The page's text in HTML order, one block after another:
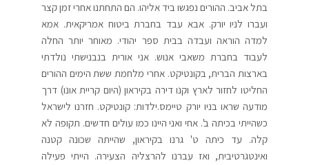
בתל אביב. ההורים נפגשו ביד אליהו. הם התחתנו אחרי זמן קצר
ועברו לניו יורק. אבא עבד בחברת ביטוח אמריקאית. אמא
למדה הוראה ועבדה בבית ספר יהודי. מאוחר יותר החלה
לעבוד בחברת משאבי אנוש. אני אורית בנבנישתי נולדתי
בארצות הברית, בקונטיקט. אחרי מלחמת ששת הימים ההורים
החליטו לחזור לארץ וקנו דירה בקיראון (היום קריית אונו) דרך
מודעה שראו בניו יורק טיימס.ילדות: קונטיקט. חזרנו לישראל
כשהייתי בכיתה ב'. אחי ואני היינו כמו עולים חדשים. תקופה לא
קלה. עד כיתה ט' גרנו בקיראון, שהייתה שכונה קטנה
ואינטגרטיבית, ואז עברנו להרצליה הצעירה. הייתי פעילה